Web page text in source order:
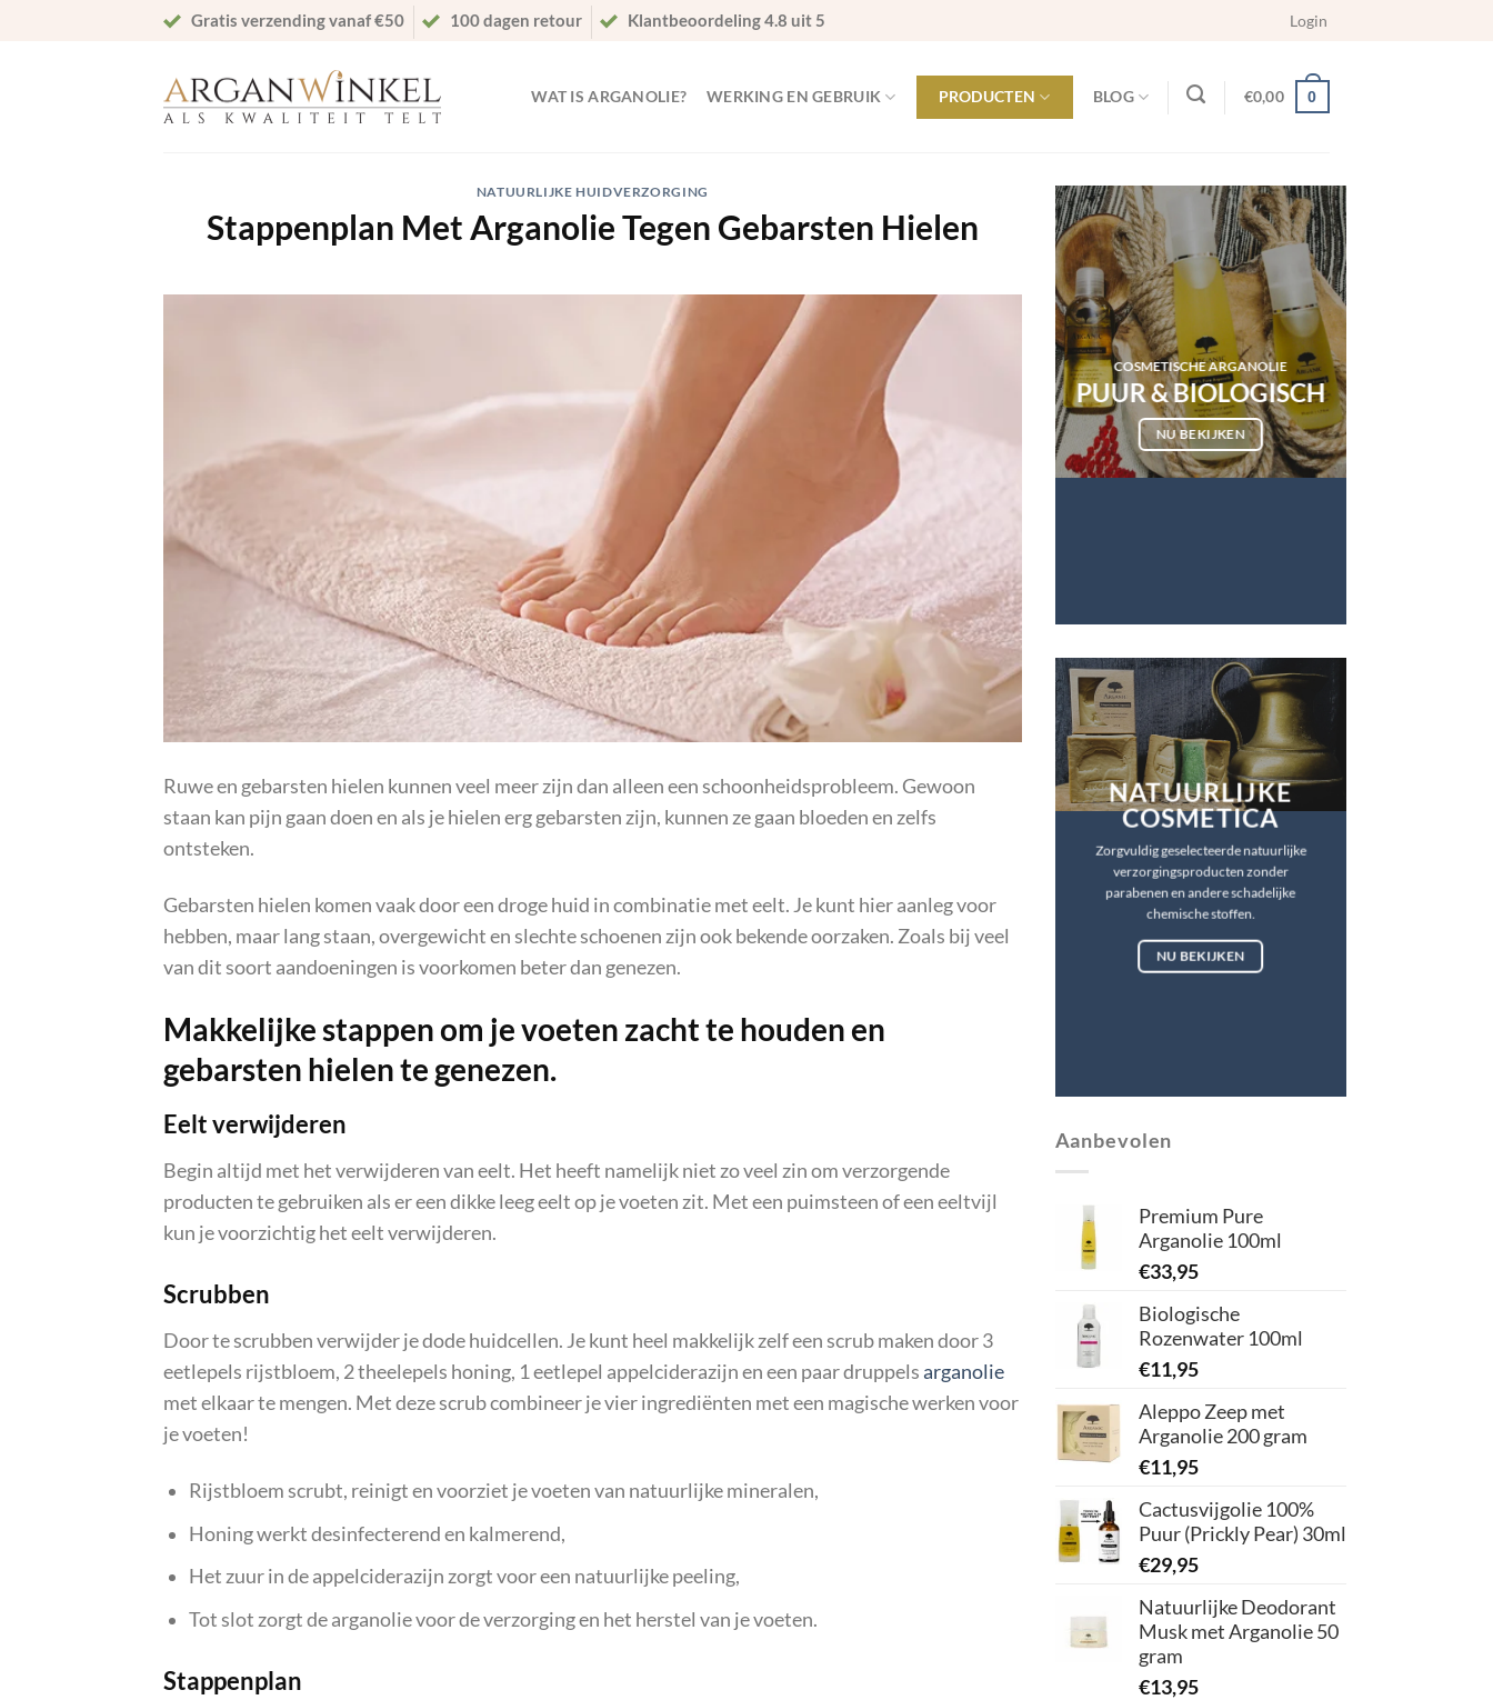
Gratis verzending vanaf €50 100 dagen retour Klantbeoordeling 4.8 uit 5 Login
WAT IS ARGANOLIE? WERKING EN GEBRUIK PRODUCTEN BLOG €0,00 0
NATUURLIJKE HUIDVERZORGING
Stappenplan Met Arganolie Tegen Gebarsten Hielen
Ruwe en gebarsten hielen kunnen veel meer zijn dan alleen een schoonheidsprobleem. Gewoon
staan kan pijn gaan doen en als je hielen erg gebarsten zijn, kunnen ze gaan bloeden en zelfs
ontsteken.
Gebarsten hielen komen vaak door een droge huid in combinatie met eelt. Je kunt hier aanleg voor
hebben, maar lang staan, overgewicht en slechte schoenen zijn ook bekende oorzaken. Zoals bij veel
van dit soort aandoeningen is voorkomen beter dan genezen.
Makkelijke stappen om je voeten zacht te houden en
gebarsten hielen te genezen.
Eelt verwijderen
Begin altijd met het verwijderen van eelt. Het heeft namelijk niet zo veel zin om verzorgende
producten te gebruiken als er een dikke leeg eelt op je voeten zit. Met een puimsteen of een eeltvijl
kun je voorzichtig het eelt verwijderen.
Scrubben
Door te scrubben verwijder je dode huidcellen. Je kunt heel makkelijk zelf een scrub maken door 3
eetlepels rijstbloem, 2 theelepels honing, 1 eetlepel appelciderazijn en een paar druppelsarganolie
met elkaar te mengen. Met deze scrub combineer je vier ingrediënten met een magische werken voor
je voeten!
Rijstbloem scrubt, reinigt en voorziet je voeten van natuurlijke mineralen,
Honing werkt desinfecterend en kalmerend,
Het zuur in de appelciderazijn zorgt voor een natuurlijke peeling,
Tot slot zorgt de arganolie voor de verzorging en het herstel van je voeten.
Stappenplan
COSMETISCHE ARGANOLIE
PUUR & BIOLOGISCH
NU BEKIJKEN
NATUURLIJKE
COSMETICA
Zorgvuldig geselecteerde natuurlijke
verzorgingsproducten zonder
parabenen en andere schadelijke
chemische stoffen.
NU BEKIJKEN
Aanbevolen
Premium Pure
Arganolie 100ml
€33,95
Biologische
Rozenwater 100ml
€11,95
Aleppo Zeep met
Arganolie 200 gram
€11,95
Cactusvijgolie 100%
Puur (Prickly Pear) 30ml
€29,95
Natuurlijke Deodorant
Musk met Arganolie 50
gram
€13,95